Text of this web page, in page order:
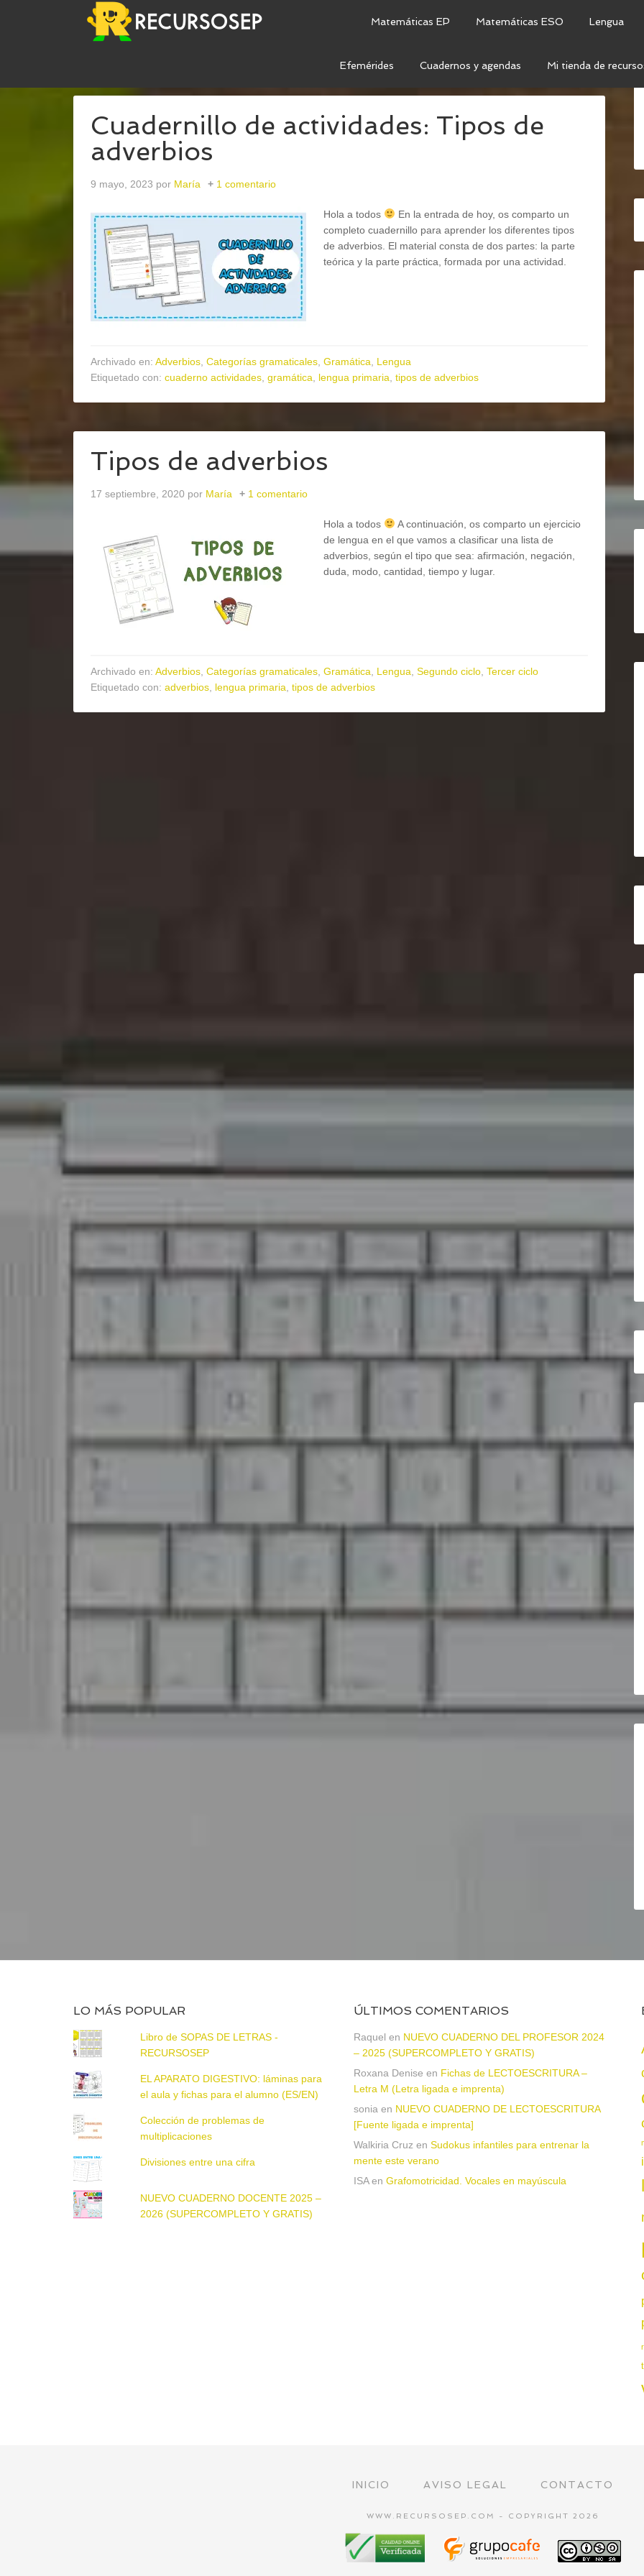
Matemáticas EP Matemáticas ESO Lengua
Efemérides Cuadernos y agendas Mi tienda de
Cuadernillo de actividades: Tipos de
adverbios
9 mayo, 2023 por María 1 comentario
Hola a todos
En la entrada de hoy, os comparto un
completo cuadernillo para aprender los diferentes tipos
de adverbios. El material consta de dos partes: la parte
teórica y la parte práctica, formada por una actividad.
Archivado en: Adverbios Categorías gramaticales Gramática
Lengua
Etiquetado con: cuaderno actividades gramática lengua primaria tipos de adverbios
Tipos de adverbios
17 septiembre, 2020 por María 1 comentario
Hola a todos
A continuación, os comparto un ejercicio
de lengua en el que vamos a clasificar una lista de
adverbios, según el tipo que sea: afirmación, negación,
duda, modo, cantidad, tiempo y lugar.
Archivado en: Adverbios Categorías gramaticales Gramática Lengua Segundo ciclo Tercer ciclo
Etiquetado con: adverbios lengua primaria tipos de adverbios
LO MÁS POPULAR
Libro de SOPAS DE LETRAS -
RECURSOSEP
EL APARATO DIGESTIVO: láminas para
el aula y fichas para el alumno (ES/EN)
Colección de problemas de
multiplicaciones
Divisiones entre una cifra
NUEVO CUADERNO DOCENTE 2025 –
2026 (SUPERCOMPLETO Y GRATIS)
ÚLTIMOS COMENTARIOS
Raquel en NUEVO CUADERNO DEL PROFESOR 2024
– 2025 (SUPERCOMPLETO Y GRATIS)
Roxana Denise en Fichas de LECTOESCRITURA –
Letra M (Letra ligada e imprenta)
sonia en NUEVO CUADERNO DE LECTOESCRITURA
[Fuente ligada e imprenta]
Walkiria Cruz en Sudokus infantiles para entrenar la
mente este verano
ISAen Grafomotricidad. Vocales en mayúscula
INICIO AVISO LEGAL CONTACTO
WWW.RECURSOSEP.COM - COPYRIGHT 2026